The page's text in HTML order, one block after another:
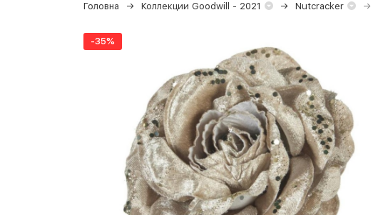
Головна Коллекции Goodwill - 2021 Nutcracker
-35%